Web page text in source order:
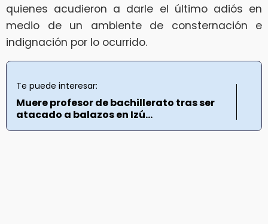
quienes acudieron a darle el último adiós en
medio de un ambiente de consternación e
indignación por lo ocurrido.
Te puede interesar:
Muere profesor de bachillerato tras ser
atacado a balazos en Izú...